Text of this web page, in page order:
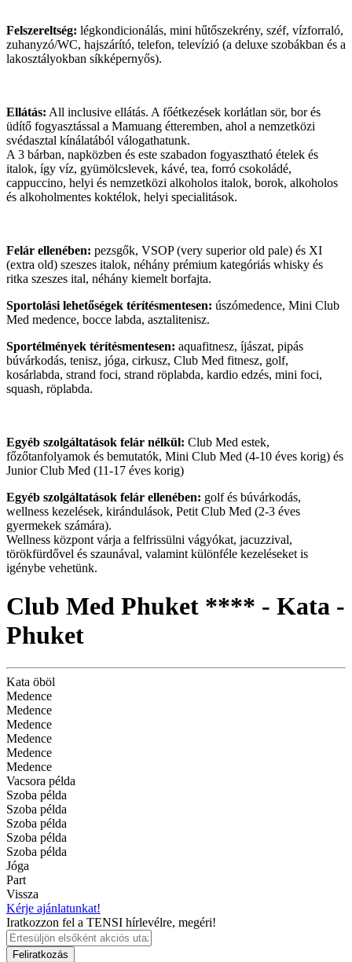
Felszereltség: légkondicionálás, mini hűtőszekrény, széf, vízforraló,
zuhanyzó/WC, hajszárító, telefon, televízió (a deluxe szobákban és a
lakosztályokban síkképernyős).
Ellátás: All inclusive ellátás. A főétkezések korlátlan sör, bor és
üdítő fogyasztással a Mamuang étteremben, ahol a nemzetközi
svédasztal kínálatából válogathatunk.
A 3 bárban, napközben és este szabadon fogyasztható ételek és
italok, így víz, gyümölcslevek, kávé, tea, forró csokoládé,
cappuccino, helyi és nemzetközi alkoholos italok, borok, alkoholos
és alkoholmentes koktélok, helyi specialitások.
Felár ellenében: pezsgők, VSOP (very superior old pale) és XI
(extra old) szeszes italok, néhány prémium kategóriás whisky és
ritka szeszes ital, néhány kiemelt borfajta.
Sportolási lehetőségek térítésmentesen: úszómedence, Mini Club
Med medence, bocce labda, asztalitenisz.
Sportélmények térítésmentesen: aquafitnesz, íjászat, pipás
búvárkodás, tenisz, jóga, cirkusz, Club Med fitnesz, golf,
kosárlabda, strand foci, strand röplabda, kardio edzés, mini foci,
squash, röplabda.
Egyéb szolgáltatások felár nélkül: Club Med estek,
főzőtanfolyamok és bemutatók, Mini Club Med (4-10 éves korig) és
Junior Club Med (11-17 éves korig)
Egyéb szolgáltatások felár ellenében: golf és búvárkodás,
wellness kezelések, kirándulások, Petit Club Med (2-3 éves
gyermekek számára).
Wellness központ várja a felfrissülni vágyókat, jacuzzival,
törökfürdővel és szaunával, valamint különféle kezeléseket is
igénybe vehetünk.
Club Med Phuket **** - Kata -
Phuket
Kata öböl
Medence
Medence
Medence
Medence
Medence
Medence
Vacsora példa
Szoba példa
Szoba példa
Szoba példa
Szoba példa
Szoba példa
Jóga
Part
Vissza
Kérje ajánlatunkat!
Iratkozzon fel a TENSI hírlevélre, megéri!
Feliratkozás